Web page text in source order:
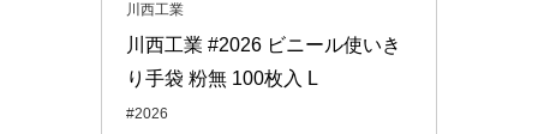
川西工業
川西工業 #2026 ビニール使いき
り手袋 粉無 100枚入 L
#2026